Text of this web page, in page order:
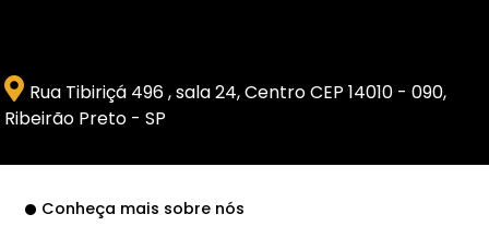
Rua Tibiriçá 496 , sala 24, Centro CEP 14010 - 090,
Ribeirão Preto - SP
Conheça mais sobre nós